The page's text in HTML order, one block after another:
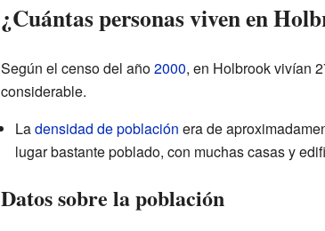
¿Cuántas personas viven en
Según el censo del año2000, en Holbrook vivían
considerable.
Ladensidad de población era de
lugar bastante poblado, con muchas casas y
Datos sobre la población